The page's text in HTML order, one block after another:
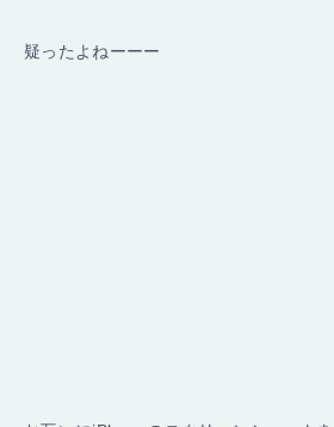
疑ったよねーーー